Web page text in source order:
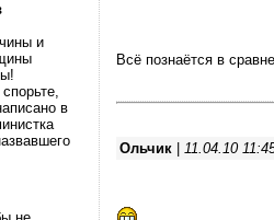
и
в
Всё познаётся в
Ольчик 11.04.10